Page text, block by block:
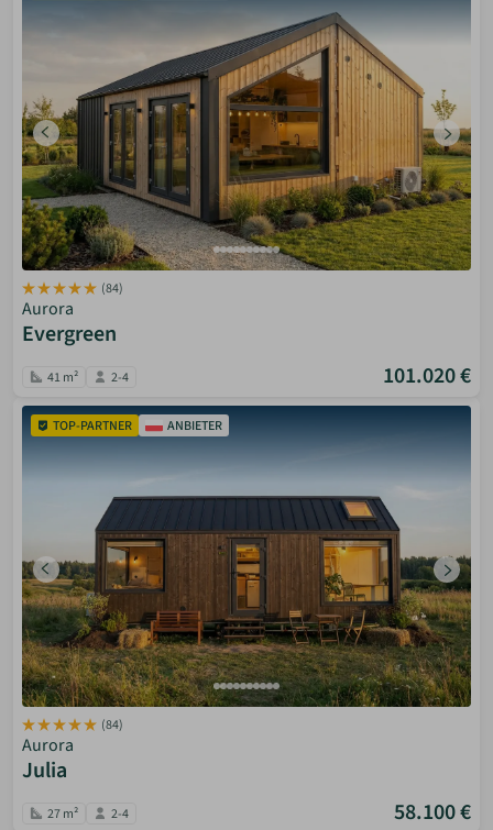
(84)
Aurora
Evergreen
41 m² 2-4 101.020 €
TOP-PARTNER ANBIETER
(84)
Aurora
Julia
27 m² 2-4 58.100 €